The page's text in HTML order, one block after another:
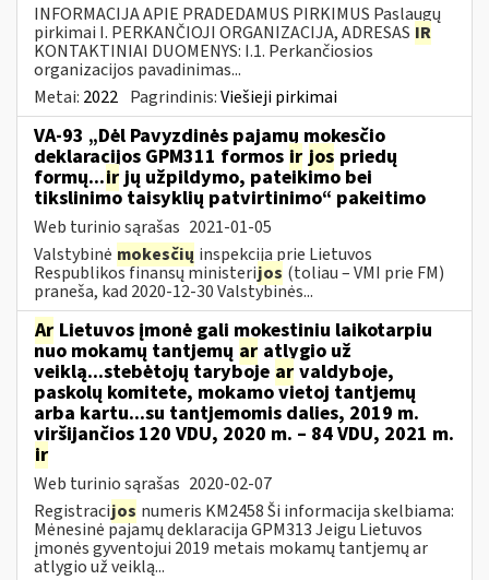
INFORMACIJA APIE PRADEDAMUS PIRKIMUS Paslaugų
pirkimai I. PERKANČIOJI ORGANIZACIJA, ADRESAS IR
KONTAKTINIAI DUOMENYS: I.1. Perkančiosios
organizacijos pavadinimas...
Metai: 2022 Pagrindinis:Viešieji pirkimai
VA-93 „Dėl Pavyzdinės pajamų mokesčio
deklaracijos GPM311 formos ir jos priedų
formų...irjų užpildymo, pateikimo bei
tikslinimo taisyklių patvirtinimo“ pakeitimo
Web turinio sąrašas 2021-01-05
Valstybinė mokesčių inspekcija prie Lietuvos
Respublikos finansų ministerijos (toliau – VMI prie FM)
praneša, kad 2020-12-30 Valstybinės...
Ar Lietuvos įmonė gali mokestiniu laikotarpiu
nuo mokamų tantjemų ar atlygio už
veiklą...stebėtojų taryboje ar valdyboje,
paskolų komitete, mokamo vietoj tantjemų
arba kartu...su tantjemomis dalies, 2019 m.
viršijančios 120 VDU, 2020 m. – 84 VDU, 2021 m.
ir
Web turinio sąrašas 2020-02-07
Registracijos numeris KM2458 Ši informacija skelbiama:
Mėnesinė pajamų deklaracija GPM313 Jeigu Lietuvos
įmonės gyventojui 2019 metais mokamų tantjemų ar
atlygio už veiklą...